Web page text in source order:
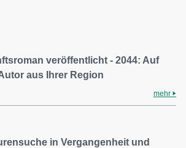
veröffentlicht - 2044: Auf
aus Ihrer Region
mehr
in Vergangenheit und